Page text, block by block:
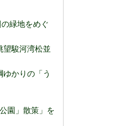
緑地をめぐ
駿河湾松並
かりの「う
園」散策」を